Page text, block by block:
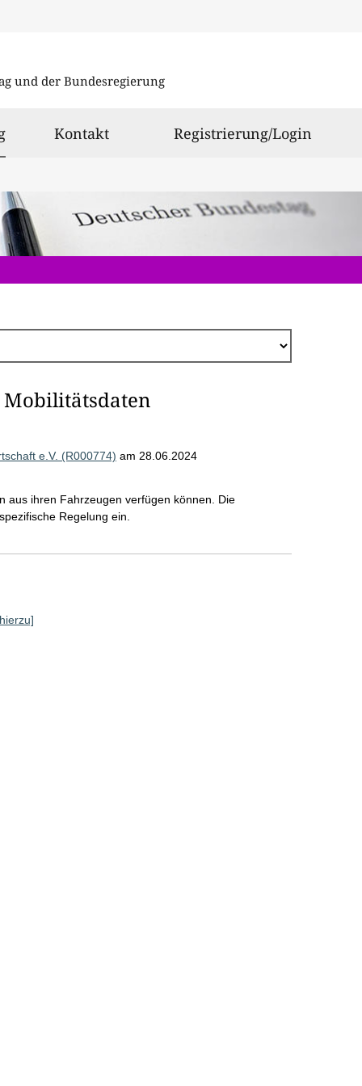
und der Bundesregierung
ausgewählt
Kontakt Registrierung/Login
Mobilitätsdaten
e.V. (R000774) am 28.06.2024
aus ihren Fahrzeugen verfügen können. Die
Regelung ein.